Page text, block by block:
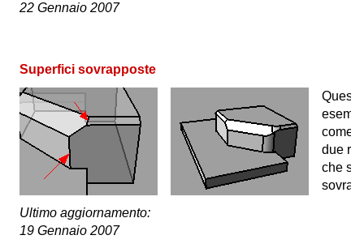
22 Gennaio 2007
Superfici sovrapposte
Questo
come
due
che si
Ultimo aggiornamento:
19 Gennaio 2007